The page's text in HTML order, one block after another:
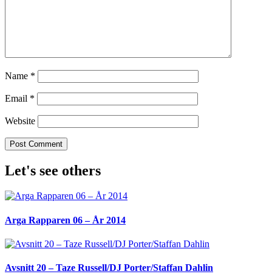
Name *
Email *
Website
Let's see others
Arga Rapparen 06 – År 2014
Avsnitt 20 – Taze Russell/DJ Porter/Staffan Dahlin